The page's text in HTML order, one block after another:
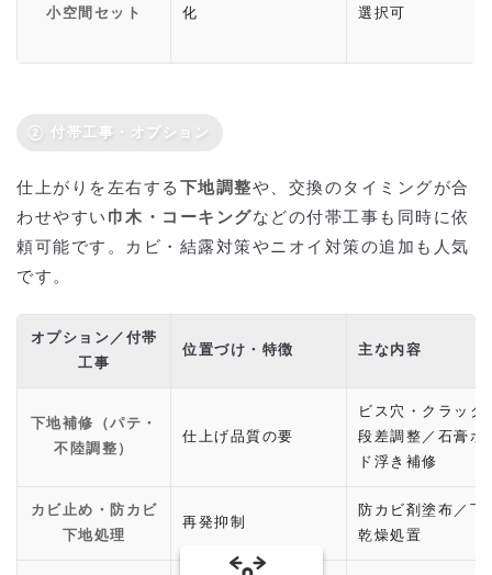
小空間セット
化
選択可
② 付帯工事・オプション
仕上がりを左右する 下地調整や、交換のタイミングが合
わせやすい 巾木・コーキングなどの付帯工事も同時に依
頼可能です。カビ・結露対策やニオイ対策の追加も人気
です。
オプション／付帯
工事
位置づけ・特徴 主な内容
下地補修（パテ・
不陸調整）
仕上げ品質の要
ビス穴・クラック
段差調整／石膏ボ
ド浮き補修
カビ止め・防カビ
下地処理
再発抑制
防カビ剤塗布／下
乾燥処置